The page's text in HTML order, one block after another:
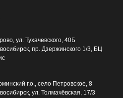
ул. Тухачевского, 40Б
пр. Дзержинского 1/3, БЦ
г.о., село Петровское, 8
ул. Толмачёвская, 17/3